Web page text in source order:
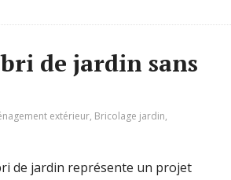
de jardin sans
extérieur, Bricolage jardin,
de jardin représente un projet